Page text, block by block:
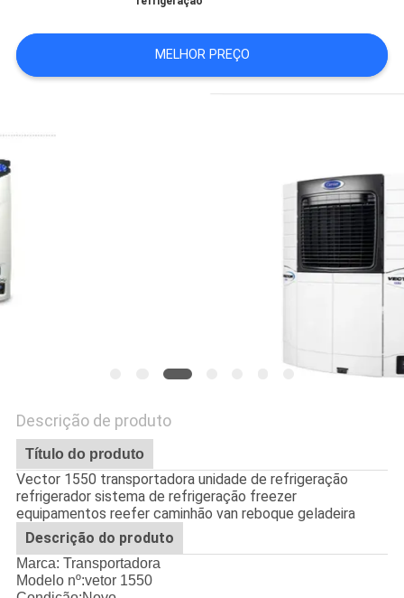
PRIVACIDADE
MELHOR PREÇO
Descrição de produto
Título do produto
Vector 1550 transportadora unidade de refrigeração
refrigerador sistema de refrigeração freezer
equipamentos reefer caminhão van reboque geladeira
Descrição do produto
Marca: Transportadora
Modelo nº:vetor 1550